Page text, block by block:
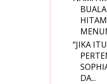
“JIKA
DA...